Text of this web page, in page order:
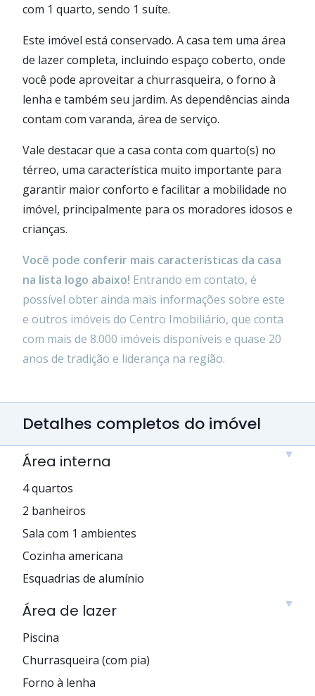
com 1 quarto, sendo 1 suíte.
Este imóvel está conservado. A casa tem uma área
de lazer completa, incluindo espaço coberto, onde
você pode aproveitar a churrasqueira, o forno à
lenha e também seu jardim. As dependências ainda
contam com varanda, área de serviço.
Vale destacar que a casa conta com quarto(s) no
térreo, uma característica muito importante para
garantir maior conforto e facilitar a mobilidade no
imóvel, principalmente para os moradores idosos e
crianças.
Você pode conferir mais características da casa
na lista logo abaixo! Entrando em contato, é
possível obter ainda mais informações sobre este
e outros imóveis do Centro Imobiliário, que conta
com mais de 8.000 imóveis disponíveis e quase 20
anos de tradição e liderança na região.
Detalhes completos do imóvel
Área interna
4 quartos
2 banheiros
Sala com 1 ambientes
Cozinha americana
Esquadrias de alumínio
Área de lazer
Piscina
Churrasqueira (com pia)
Forno à lenha